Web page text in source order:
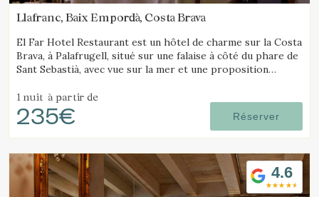
Llafranc, Baix Empordà, Costa Brava
El Far Hotel Restaurant est un hôtel de charme sur la Costa
Brava, à Palafrugell, situé sur une falaise à côté du phare de
Sant Sebastià, avec vue sur la mer et une proposition
1 nuit à partir de
235€ Réserver
4.6